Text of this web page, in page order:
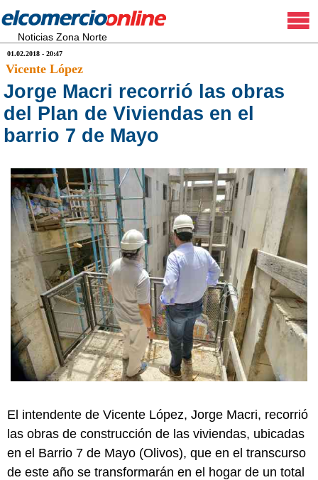
Noticias Zona Norte
01.02.2018 - 20:47
Vicente López
Jorge Macri recorrió las obras
del Plan de Viviendas en el
barrio 7 de Mayo
El intendente de Vicente López, Jorge Macri, recorrió
las obras de construcción de las viviendas, ubicadas
en el Barrio 7 de Mayo (Olivos), que en el transcurso
de este año se transformarán en el hogar de un total